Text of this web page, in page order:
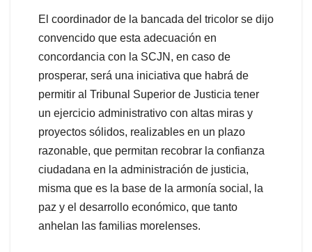
El coordinador de la bancada del tricolor se dijo
convencido que esta adecuación en
concordancia con la SCJN, en caso de
prosperar, será una iniciativa que habrá de
permitir al Tribunal Superior de Justicia tener
un ejercicio administrativo con altas miras y
proyectos sólidos, realizables en un plazo
razonable, que permitan recobrar la confianza
ciudadana en la administración de justicia,
misma que es la base de la armonía social, la
paz y el desarrollo económico, que tanto
anhelan las familias morelenses.